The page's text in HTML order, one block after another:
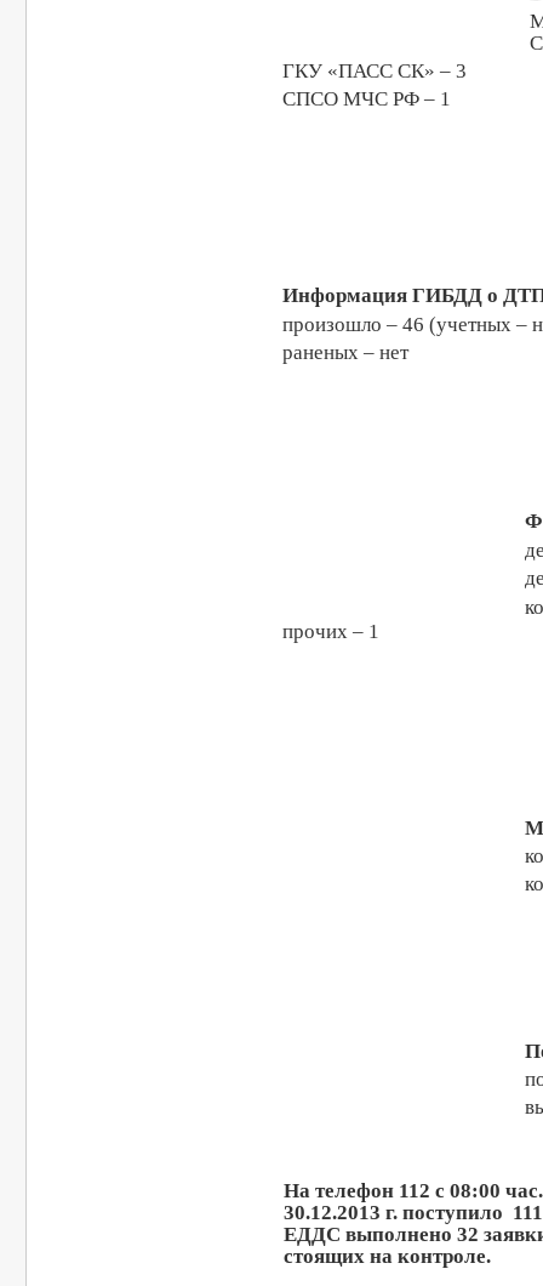
ГКУ «ПАСС СК» – 3
СПСО МЧС РФ – 1
прочих – 1
На телефон 112 с 08:00
30.12.2013 г. поступило
ЕДДС выполнено 32
стоящих на контроле.